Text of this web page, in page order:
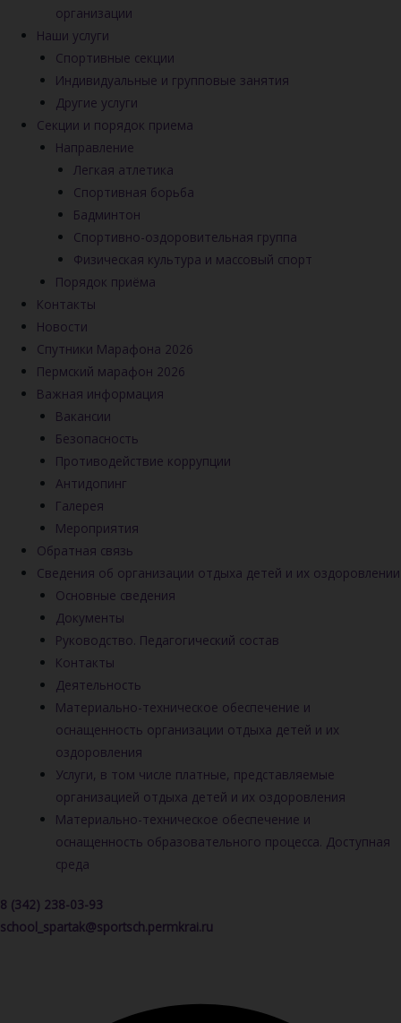
организации
Наши услуги
Спортивные секции
Индивидуальные и групповые занятия
Другие услуги
Секции и порядок приема
Направление
Легкая атлетика
Спортивная борьба
Бадминтон
Спортивно-оздоровительная группа
Физическая культура и массовый спорт
Порядок приёма
Контакты
Новости
Спутники Марафона 2026
Пермский марафон 2026
Важная информация
Вакансии
Безопасность
Противодействие коррупции
Антидопинг
Галерея
Мероприятия
Обратная связь
Сведения об организации отдыха детей и их оздоровлении
Основные сведения
Документы
Руководство. Педагогический состав
Контакты
Деятельность
Материально-техническое обеспечение и
оснащенность организации отдыха детей и их
оздоровления
Услуги, в том числе платные, представляемые
организацией отдыха детей и их оздоровления
Материально-техническое обеспечение и
оснащенность образовательного процесса. Доступная
среда
8 (342) 238-03-93
school_spartak@sportsch.permkrai.ru